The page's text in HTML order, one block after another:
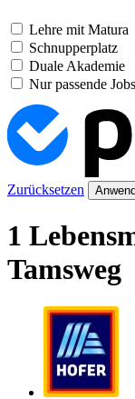
Lehre mit Matura
Schnupperplatz
Duale Akademie
Nur passende
Zurücksetzen
1
Tamsweg